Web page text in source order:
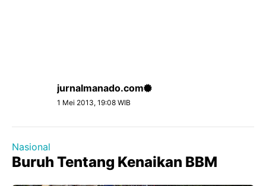
jurnalmanado.com
1 Mei 2013, 19:08 WIB
Nasional
Buruh Tentang Kenaikan BBM